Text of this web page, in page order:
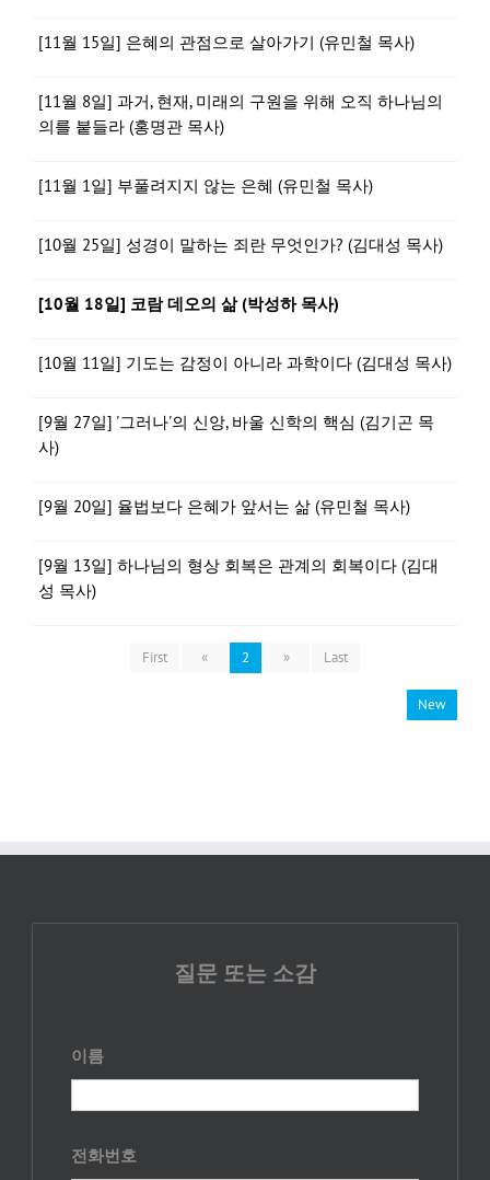
[11월 15일] 은혜의 관점으로 살아가기 (유민철 목사)
[11월 8일] 과거, 현재, 미래의 구원을 위해 오직 하나님의
의를 붙들라 (홍명관 목사)
[11월 1일] 부풀려지지 않는 은혜 (유민철 목사)
[10월 25일] 성경이 말하는 죄란 무엇인가? (김대성 목사)
[10월 18일] 코람 데오의 삶 (박성하 목사)
[10월 11일] 기도는 감정이 아니라 과학이다 (김대성 목사)
[9월 27일] '그러나'의 신앙, 바울 신학의 핵심 (김기곤 목
사)
[9월 20일] 율법보다 은혜가 앞서는 삶 (유민철 목사)
[9월 13일] 하나님의 형상 회복은 관계의 회복이다 (김대
성 목사)
First « 2 » Last
New
질문 또는 소감
이름
전화번호